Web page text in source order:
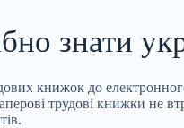
знати
вих книжок до
трудові книжки не